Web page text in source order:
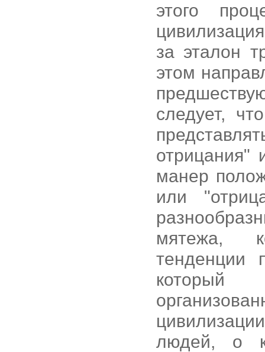
этого
за эталон
этом
следует,
отрицания"
манер
или
мятежа,
тенденции
который
людей, о